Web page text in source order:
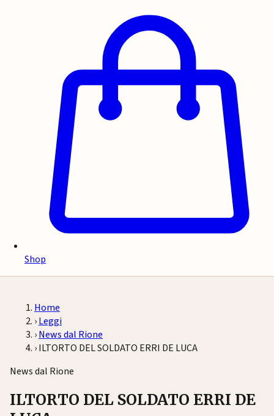
Shop
Home
›Leggi
›News dal Rione
›ILTORTO DEL SOLDATO ERRI DE LUCA
News dal Rione
ILTORTO DEL SOLDATO ERRI DE